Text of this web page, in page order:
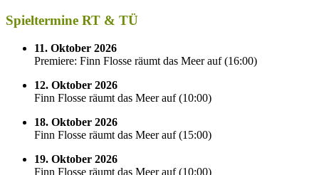
Spieltermine RT & TÜ
11. Oktober 2026
Premiere: Finn Flosse räumt das Meer auf(16:00)
12. Oktober 2026
Finn Flosse räumt das Meer auf(10:00)
18. Oktober 2026
Finn Flosse räumt das Meer auf(15:00)
19. Oktober 2026
Finn Flosse räumt das Meer auf(10:00)